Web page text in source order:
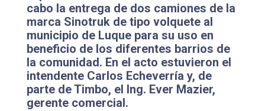
cabo la entrega de dos camiones de la
marca Sinotruk de tipo volquete al
municipio de Luque para su uso en
beneficio de los diferentes barrios de
la comunidad. En el acto estuvieron el
intendente Carlos Echeverría y, de
parte de Timbo, el Ing. Ever Mazier,
gerente comercial.